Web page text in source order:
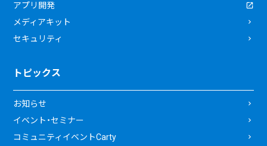
アプリ開発
メディアキット
セキュリティ
トピックス
お知らせ
イベント・セミナー
コミュニティイベントCarty